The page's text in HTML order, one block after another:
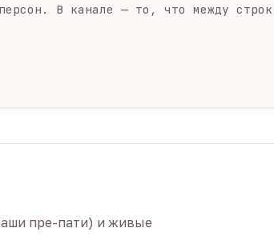
В канале — то, что между
пре-пати) и живые